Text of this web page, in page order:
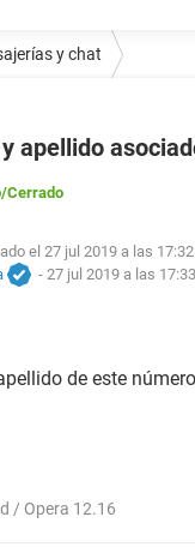
y chat
apellido
/Cerrado
el 27 jul 2019 a las 17:32
- 27 jul 2019 a las 17:33
de este
/ Opera 12.16